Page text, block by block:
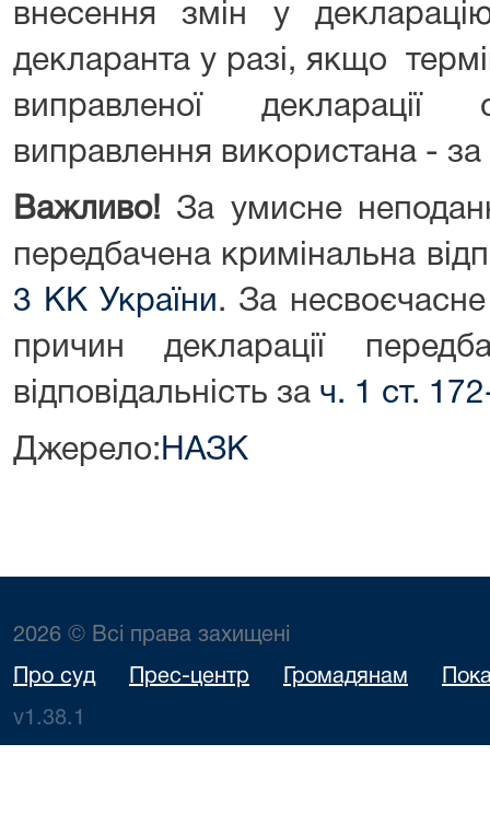
внесення змін у
декларанта у разі, якщо
виправленої
виправлення використана - за
Важливо! За умисне
передбачена кримінальна
3 КК України. За
причин декларації
відповідальність за ч. 1 ст.
Джерело: НАЗК
2026 © Всі права захищені
Про суд Прес-центр Громадянам
v1.38.1